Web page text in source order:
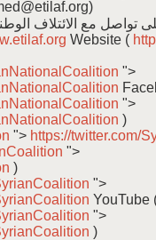
تواصل مع الائتلاف
Website (
">
">
)
"> https://twitter.com/
">
)
">
YouTube
">
)